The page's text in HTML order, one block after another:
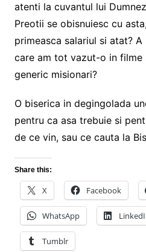
atenti la cuvantul lui
Preotii se obisnuiesc cu
primeasca salariul si atat?
care am tot vazut-o in
generic misionari?
O biserica in degingolada
pentru ca asa trebuie si
de ce vin, sau ce cauta la
Share this:
X Facebook
WhatsApp
Tumblr